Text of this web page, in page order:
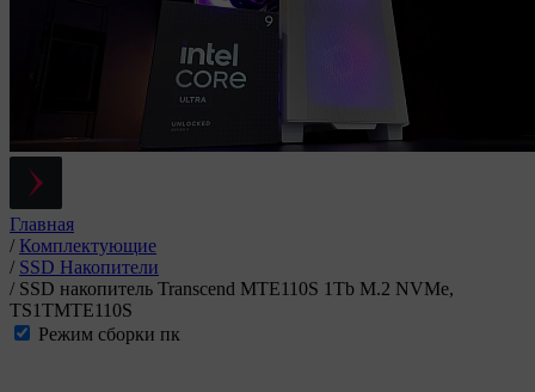
Главная
/ Комплектующие
/ SSD Накопители
/ SSD накопитель Transcend MTE110S 1Tb M.2 NVMe,
TS1TMTE110S
Режим сборки пк